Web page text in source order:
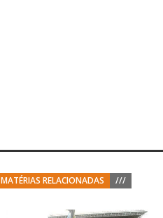
MATÉRIAS RELACIONADAS ///